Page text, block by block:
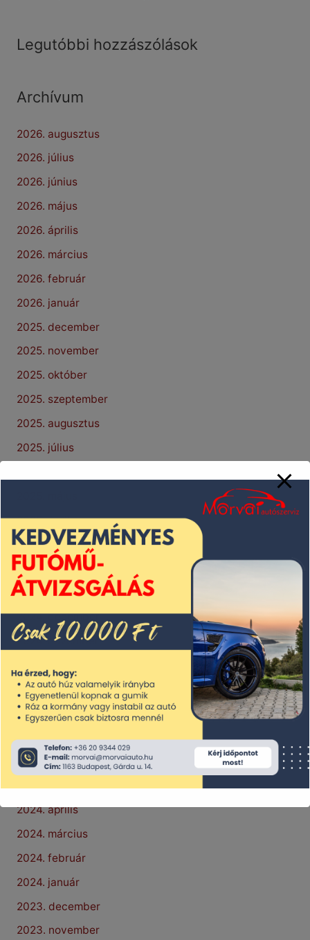
Legutóbbi hozzászólások
Archívum
2026. augusztus
2026. július
2026. június
2026. május
2026. április
2026. március
2026. február
2026. január
2025. december
2025. november
2025. október
2025. szeptember
2025. augusztus
2025. július
2025. április
2025. március
2025. február
2025. január
2024. december
2024. november
2024. szeptember
2024. augusztus
2024. július
2024. június
2024. május
2024. április
2024. március
2024. február
2024. január
2023. december
2023. november